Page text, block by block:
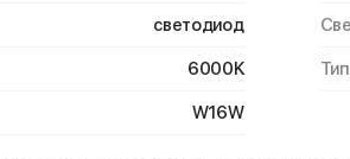
светодиод
6000K
W16W